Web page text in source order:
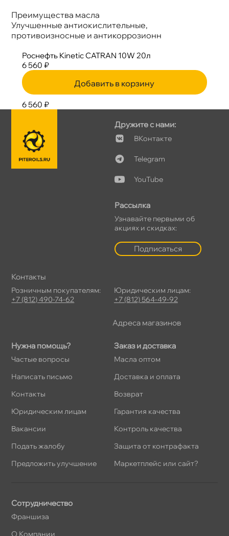
Преимущества масла
Улучшенные антиокислительные,
противоизносные и антикоррозионн
Роснефть Kinetic CATRAN 10W 20л
6 560 ₽
Добавить в корзину
6 560 ₽
Нужна помощь?
Частые вопросы
Написать письмо
Контакты
Юридическим лицам
акансии
Подать жалобу
Предложить улучшение
Заказ и доставка
Масла оптом
Доставка и оплата
озврат
Гарантия качества
Контроль качества
Защита от контрафакта
Маркетплейс или сайт?
Дружите с нами:
Контакте
Telegram
YouTube
Рассылка
Узнавайте первыми о
акциях и скидках:
Подписаться
Сотрудничество
Франшиза
О Компании
Контакты
Розничным покупателям:
+7 (812) 490-74-62
Юридическим лицам:
+7 (812) 564-49-92
Адреса магазино